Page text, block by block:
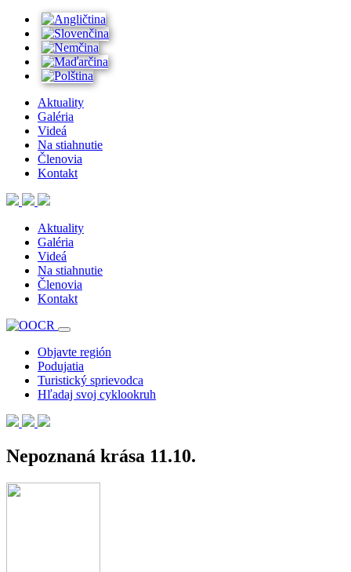
Aktuality
Galéria
Videá
Na stiahnutie
Členovia
Kontakt
Aktuality
Galéria
Videá
Na stiahnutie
Členovia
Kontakt
Objavte región
Podujatia
Turistický sprievodca
Hľadaj svoj cyklookruh
Nepoznaná krása 11.10.